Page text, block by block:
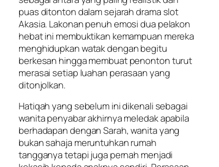
puas ditonton dalam sejarah drama slot
Akasia. Lakonan penuh emosi dua pelakon
hebat ini membuktikan kemampuan mereka
menghidupkan watak dengan begitu
berkesan hingga membuat penonton turut
merasai setiap luahan perasaan yang
ditonjolkan.
Hatiqah yang sebelum ini dikenali sebagai
wanita penyabar akhirnya meledak apabila
berhadapan dengan Sarah, wanita yang
bukan sahaja meruntuhkan rumah
tangganya tetapi juga pernah menjadi